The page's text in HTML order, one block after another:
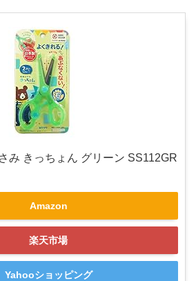
み きっちょん グリーン SS112GR
Amazon
楽天市場
Yahooショッピング